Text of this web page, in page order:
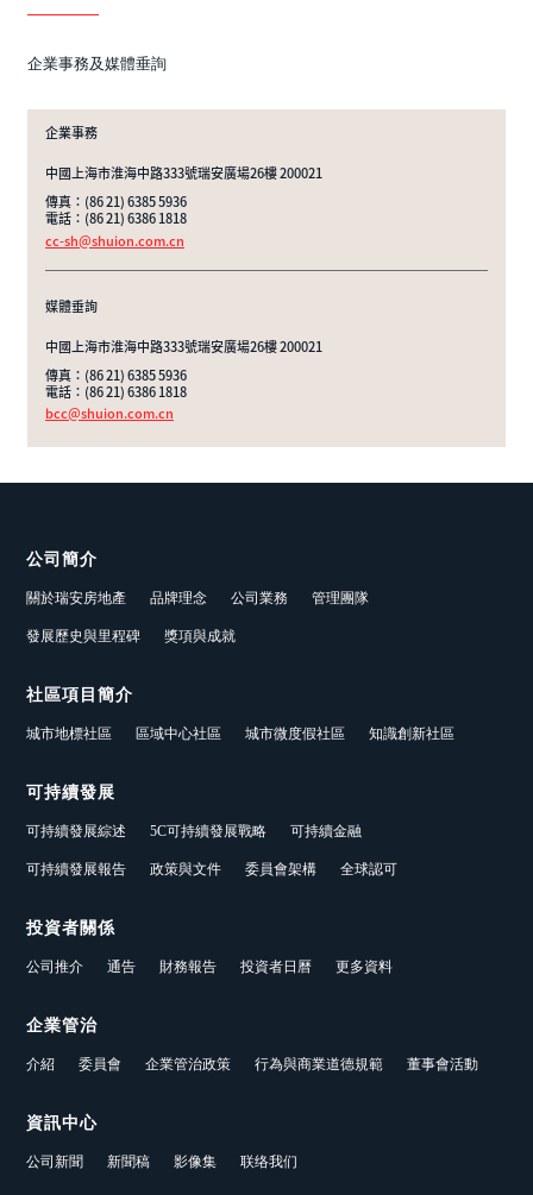
企業事務及媒體垂詢
企業事務
中國上海市淮海中路333號瑞安廣場26樓 200021
傳真：(86 21) 6385 5936
電話：(86 21) 6386 1818
cc-sh@shuion.com.cn
媒體垂詢
中國上海市淮海中路333號瑞安廣場26樓 200021
傳真：(86 21) 6385 5936
電話：(86 21) 6386 1818
bcc@shuion.com.cn
公司簡介
關於瑞安房地產 品牌理念 公司業務 管理團隊
發展歷史與里程碑 獎項與成就
社區項目簡介
城市地標社區 區域中心社區 城市微度假社區 知識創新社區
可持續發展
可持續發展綜述 5C可持續發展戰略 可持續金融
可持續發展報告 政策與文件 委員會架構 全球認可
投資者關係
公司推介 通告 財務報告 投資者日曆 更多資料
企業管治
介紹 委員會 企業管治政策 行為與商業道德規範 董事會活動
資訊中心
公司新聞 新聞稿 影像集 联络我们